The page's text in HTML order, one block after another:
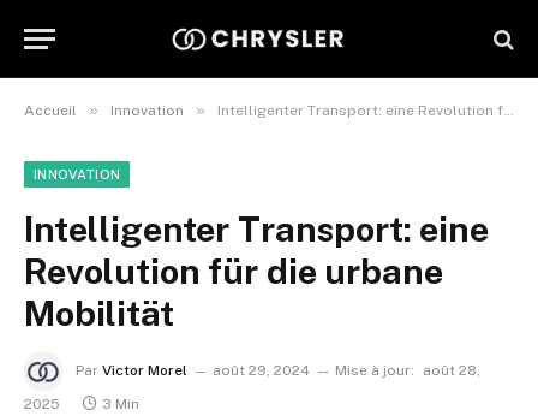
Accueil » Innovation » Intelligenter Transport: eine Revolution für die urbane Mobilität
INNOVATION
Intelligenter Transport: eine
Revolution für die urbane
Mobilität
Par Victor Morel août 29, 2024 Mise à jour:
août 28,
2025
3 Min